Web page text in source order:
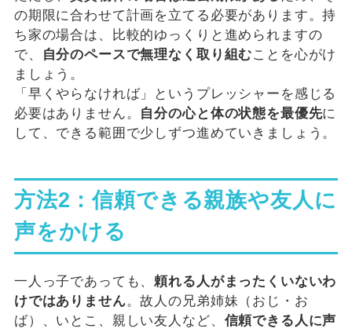
の期限に合わせて計画を立てる必要があります。持
ち家の場合は、比較的ゆっくりと進められますの
で、
自分のペースで無理なく取り組むことを心がけ
ましょう。
「早くやらなければ」というプレッシャーを感じる
必要はありません。 自分の心と体の状態を最優先に
して、できる範囲で少しずつ進めていきましょう。
方法2：信頼できる親族や友人に
声をかける
一人っ子であっても、頼れる人がまったくいないわ
けではありません。故人の兄弟姉妹（おじ・お
ば）、いとこ、親しい友人など、 信頼できる人に声